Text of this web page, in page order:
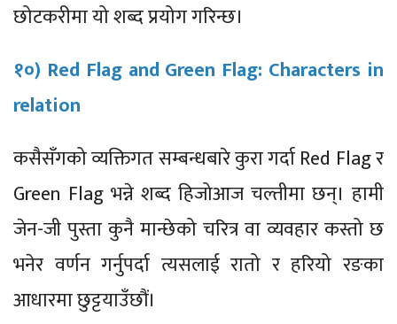
छोटकरीमा यो शब्द प्रयोग गरिन्छ।
१०) Red Flag and Green Flag: Characters in
relation
कसैसँगको व्यक्तिगत सम्बन्धबारे कुरा गर्दा Red Flag र
Green Flag भन्ने शब्द हिजोआज चल्तीमा छन्। हामी
जेन-जी पुस्ता कुनै मान्छेको चरित्र वा व्यवहार कस्तो छ
भनेर वर्णन गर्नुपर्दा त्यसलाई रातो र हरियो रङका
आधारमा छुट्टयाउँछौं।